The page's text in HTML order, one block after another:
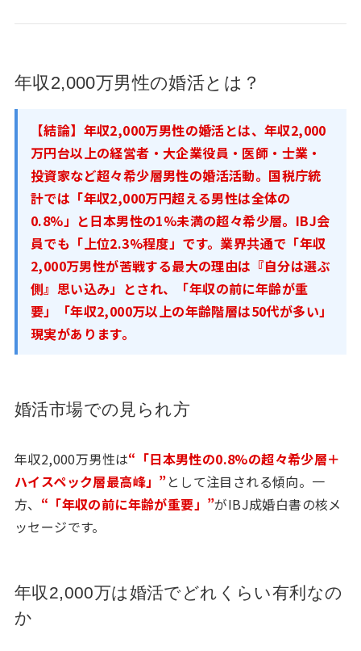
年収2,000万男性の婚活とは？
【結論】年収2,000万男性の婚活とは、年収2,000
万円台以上の経営者・大企業役員・医師・士業・
投資家など超々希少層男性の婚活活動。国税庁統
計では「年収2,000万円超える男性は全体の
0.8%」と日本男性の1%未満の超々希少層。IBJ会
員でも「上位2.3%程度」です。業界共通で「年収
2,000万男性が苦戦する最大の理由は『自分は選ぶ
側』思い込み」とされ、「年収の前に年齢が重
要」「年収2,000万以上の年齢階層は50代が多い」
現実があります。
婚活市場での見られ方
年収2,000万男性は“「日本男性の0.8%の超々希少層＋
ハイスペック層最高峰」”として注目される傾向。一
方、 “「年収の前に年齢が重要」”がIBJ成婚白書の核メ
ッセージです。
年収2,000万は婚活でどれくらい有利なの
か